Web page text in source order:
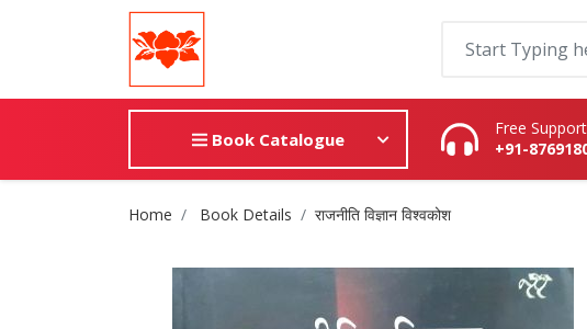
Book Catalogue
Free Support
+91-
Site Breadcrumb
Home Book Details राजनीति विज्ञान विश्वकोश